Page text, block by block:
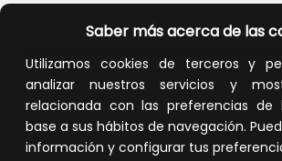
Saber más acerca de las
Utilizamos cookies de terceros y
analizar nuestros servicios y
relacionada con las preferencias de
base a sus hábitos de navegación.
información y configurar tus
Devoluciones
Atención al cliente